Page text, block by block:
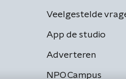
Veelgestelde
App de studio
Adverteren
NPO Campus